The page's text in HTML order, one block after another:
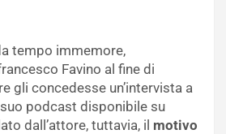
tempo immemore,
Favino al fine di
gli concedesse un’intervista a
podcast disponibile su
dall’attore, tuttavia, il motivo